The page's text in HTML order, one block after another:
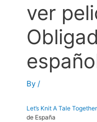
ver
By/
Let’s Knit A Tale Together
de España